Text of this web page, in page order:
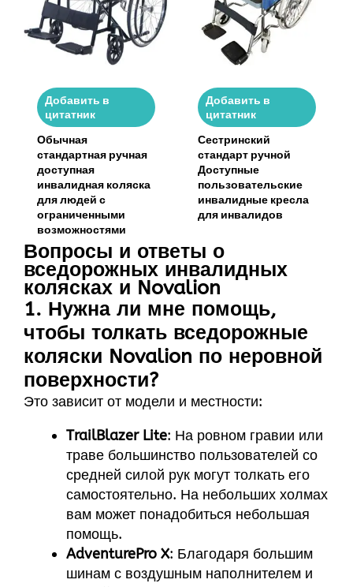
Добавить в
цитатник
Обычная
стандартная ручная
доступная
инвалидная коляска
для людей с
ограниченными
возможностями
Добавить в
цитатник
Сестринский
стандарт ручной
Доступные
пользовательские
инвалидные кресла
для инвалидов
Вопросы и ответы о
вседорожных инвалидных
колясках и Novalion
1. Нужна ли мне помощь,
чтобы толкать вседорожные
коляски Novalion по неровной
поверхности?
Это зависит от модели и местности:
TrailBlazer Lite: На ровном гравии или
траве большинство пользователей со
средней силой рук могут толкать его
самостоятельно. На небольших холмах
вам может понадобиться небольшая
помощь.
AdventurePro X: Благодаря большим
шинам с воздушным наполнителем и